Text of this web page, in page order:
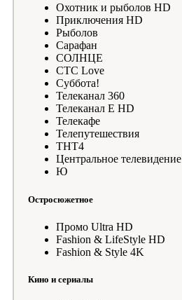
Охотник и рыболов HD
Приключения HD
Рыболов
Сарафан
СОЛНЦЕ
СТС Love
Суббота!
Телеканал 360
Телеканал Е HD
Телекафе
Телепутешествия
ТНТ4
Центральное телевидение
Ю
Остросюжетное
Промо Ultra HD
Fashion & LifeStyle HD
Fashion & Style 4K
Кино и сериалы